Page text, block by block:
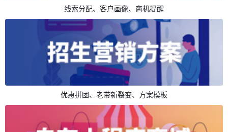
线索分配、客户画像、商机提醒
优惠拼团、老带新裂变、方案模板